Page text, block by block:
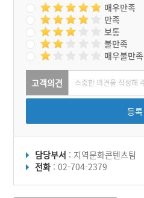
매우만족
만족
보통
불만족
매우불만족
고객의견
등록
담당부서 : 지역문화콘텐츠팀
전화 : 02-704-2379